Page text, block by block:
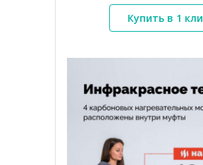
Купить в 1